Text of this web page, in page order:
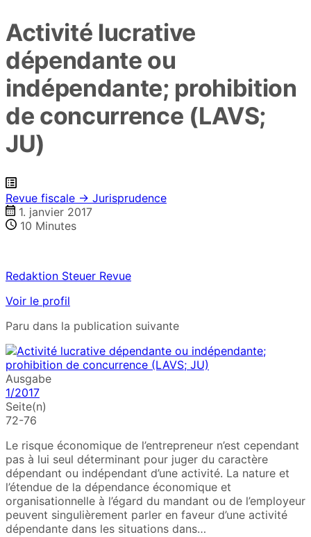
Activité lucrative
dépendante ou
indépendante; prohibition
de concurrence (LAVS;
JU)
Revue fiscale → Jurisprudence
1. janvier 2017
10 Minutes
Redaktion Steuer Revue
Voir le profil
Paru dans la publication suivante
Ausgabe
1/2017
Seite(n)
72-76
Le risque économique de l’entrepreneur n’est cependant
pas à lui seul déterminant pour juger du caractère
dépendant ou indépendant d’une activité. La nature et
l’étendue de la dépendance économique et
organisationnelle à l’égard du mandant ou de l’employeur
peuvent singulièrement parler en faveur d’une activité
dépendante dans les situations dans…